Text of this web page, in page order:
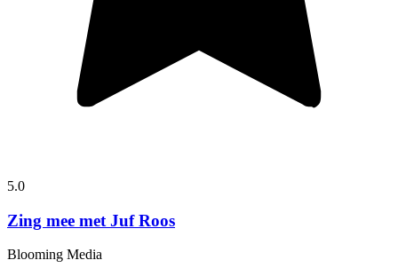
5.0
Zing mee met Juf Roos
Blooming Media